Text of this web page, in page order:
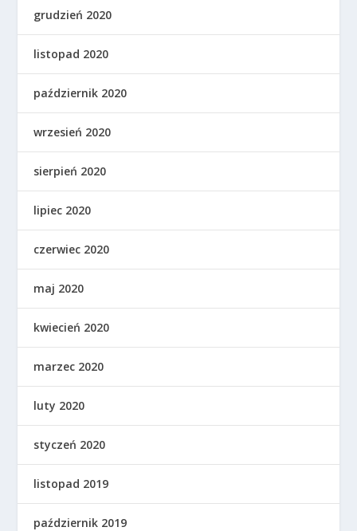
grudzień 2020
listopad 2020
październik 2020
wrzesień 2020
sierpień 2020
lipiec 2020
czerwiec 2020
maj 2020
kwiecień 2020
marzec 2020
luty 2020
styczeń 2020
listopad 2019
październik 2019